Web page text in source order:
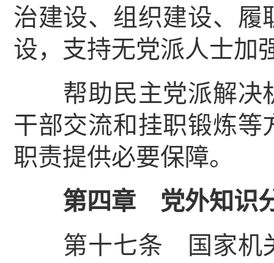
治建设、组织建设、
设，支持无党派人士加
帮助民主党派解决
干部交流和挂职锻炼
职责提供必要保障
第四章 党外知识
第十七条 国家机关